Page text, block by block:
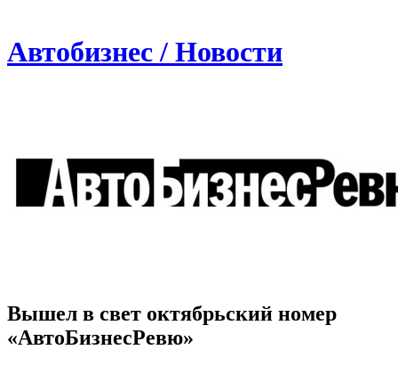
Автобизнес / Новости
Вышел в свет октябрьский номер
«АвтоБизнесРевю»